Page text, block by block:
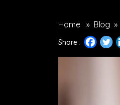
Home » Blog »
Share :